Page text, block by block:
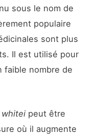
sous le nom de
populaire
sont plus
Il est utilisé pour
faible nombre de
peut être
où il augmente